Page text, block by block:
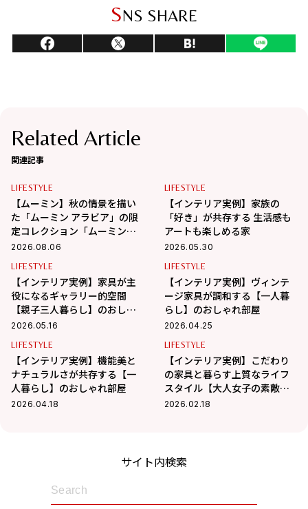
SNS SHARE
Related Article
関連記事
LIFESTYLE
【ムーミン】秋の情景を描い
た「ムーミン アラビア」の限
定コレクション「ムーミンズ
デイ 2026」が8月8日（土）よ
2026.08.06
LIFESTYLE
【インテリア実例】家族の
「好き」が共存する 生活感も
アートも楽しめる家
2026.05.30
LIFESTYLE
【インテリア実例】家具が主
役になるギャラリー的空間
【親子三人暮らし】のおしゃ
れ部屋
2026.05.16
LIFESTYLE
【インテリア実例】ヴィンテ
ージ家具が調和する【一人暮
らし】のおしゃれ部屋
2026.04.25
LIFESTYLE
【インテリア実例】機能美と
ナチュラルさが共存する【一
人暮らし】のおしゃれ部屋
2026.04.18
LIFESTYLE
【インテリア実例】こだわり
の家具と暮らす上質なライフ
スタイル【大人女子の素敵部
屋】
2026.02.18
サイト内検索